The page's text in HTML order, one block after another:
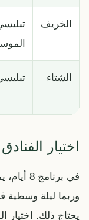
الخريف
الشتاء
اختيار الفنادق
في
وربما ليلة وسطية
يحتاج ذلك.